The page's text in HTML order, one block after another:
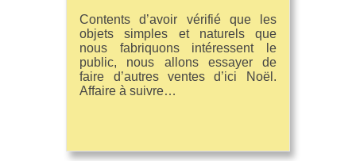
Contents d’avoir vérifié que les
objets simples et naturels que
nous fabriquons intéressent le
public, nous allons essayer de
faire d’autres ventes d’ici Noël.
Affaire à suivre…